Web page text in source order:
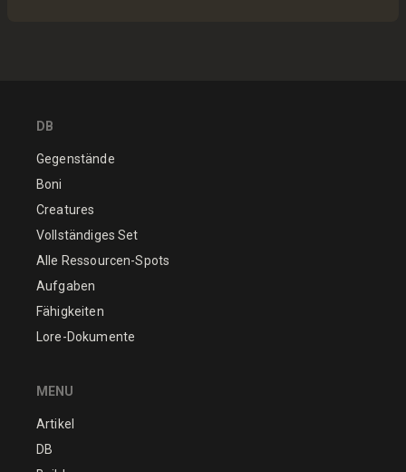
DB
Gegenstände
Boni
Creatures
Vollständiges Set
Alle Ressourcen-Spots
Aufgaben
Fähigkeiten
Lore-Dokumente
MENU
Artikel
DB